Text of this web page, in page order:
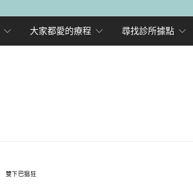
大家都愛的療程 尋找診所據點
雙下巴猖狂